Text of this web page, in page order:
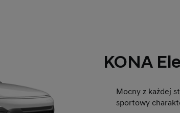
KONA
Mocny z każdej
sportowy